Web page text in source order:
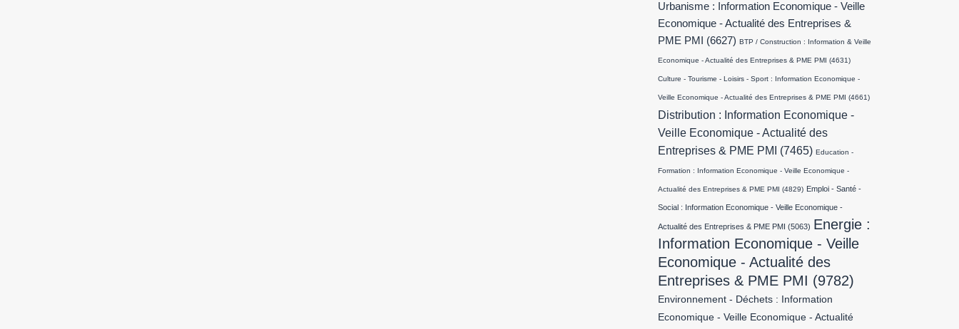
Urbanisme : Information Economique - Veille
Economique - Actualité des Entreprises &
PME PMI
(6627) BTP / Construction : Information & Veille
Economique - Actualité des Entreprises & PME PMI (4631)
Culture - Tourisme - Loisirs - Sport : Information Economique -
Veille Economique - Actualité des Entreprises & PME PMI (4661)
Distribution : Information Economique -
Veille Economique - Actualité des
Entreprises & PME PMI (7465) Education -
Formation : Information Economique - Veille Economique -
Actualité des Entreprises & PME PMI (4829) Emploi - Santé -
Social : Information Economique - Veille Economique -
Actualité des Entreprises & PME PMI (5063) Energie :
Information Economique - Veille
Economique - Actualité des
Entreprises & PME PMI (9782)
Environnement - Déchets : Information
Economique - Veille Economique - Actualité